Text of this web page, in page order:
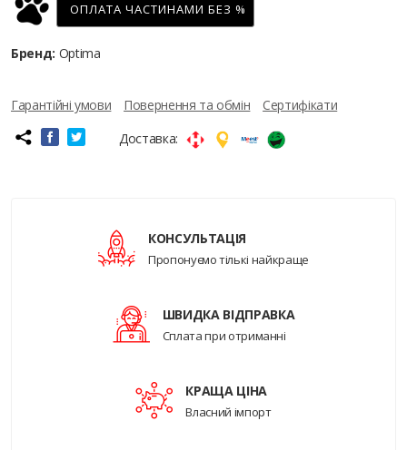
ОПЛАТА ЧАСТИНАМИ БЕЗ %
Бренд: Optima
Гарантійні умови Повернення та обмін
Сертифікати
Доставка:
КОНСУЛЬТАЦІЯ
Пропонуємо тількі найкраще
ШВИДКА ВІДПРАВКА
Сплата при отриманні
КРАЩА ЦІНА
Власний імпорт